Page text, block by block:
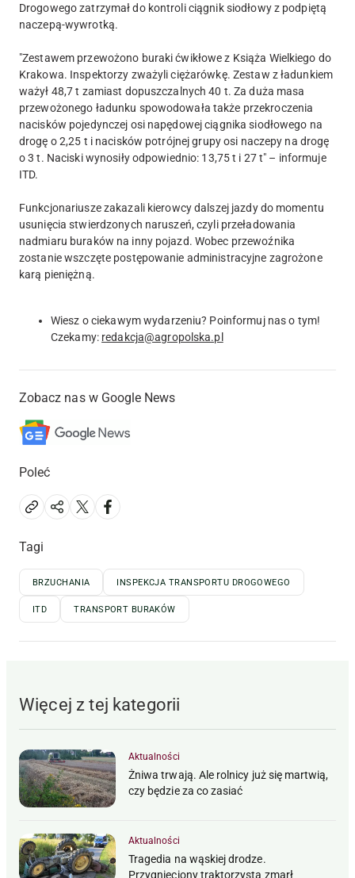
Drogowego zatrzymał do kontroli ciągnik siodłowy z podpiętą
naczepą-wywrotką.
"Zestawem przewożono buraki ćwikłowe z Książa Wielkiego do
Krakowa. Inspektorzy zważyli ciężarówkę. Zestaw z ładunkiem
ważył 48,7 t zamiast dopuszczalnych 40 t. Za duża masa
przewożonego ładunku spowodowała także przekroczenia
nacisków pojedynczej osi napędowej ciągnika siodłowego na
drogę o 2,25 t i nacisków potrójnej grupy osi naczepy na drogę
o 3 t. Naciski wynosiły odpowiednio: 13,75 t i 27 t" – informuje
ITD.
Funkcjonariusze zakazali kierowcy dalszej jazdy do momentu
usunięcia stwierdzonych naruszeń, czyli przeładowania
nadmiaru buraków na inny pojazd. Wobec przewoźnika
zostanie wszczęte postępowanie administracyjne zagrożone
karą pieniężną.
Wiesz o ciekawym wydarzeniu? Poinformuj nas o tym!
Czekamy: redakcja@agropolska.pl
Zobacz nas w Google News
Poleć
Tagi
BRZUCHANIA INSPEKCJA TRANSPORTU DROGOWEGO
ITD TRANSPORT BURAKÓW
Więcej z tej kategorii
Aktualności
Żniwa trwają. Ale rolnicy już się martwią,
czy będzie za co zasiać
Aktualności
Tragedia na wąskiej drodze.
Przygnieciony traktorzysta zmarł